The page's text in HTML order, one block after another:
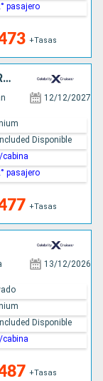
+Tasas
pasajero
PUERTO RICO, SAN VINCENT Y LAS GRANADINAS, BARBADOS, ANTIGUA Y BARBUDA, ESTADOS UNIDOS
12/12/2027
+Tasas
Disponible
cabina
pasajero
13/12/2026
+Tasas
Disponible
cabina